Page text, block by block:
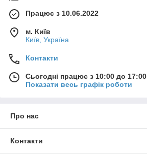
Працює з 10.06.2022
м. Київ
Київ, Україна
Контакти
Сьогодні працює з 10:00 до 17:00
Показати весь графік роботи
Про нас
Контакти